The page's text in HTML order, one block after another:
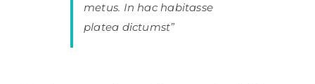
metus. In hac habitasse
platea dictumst”